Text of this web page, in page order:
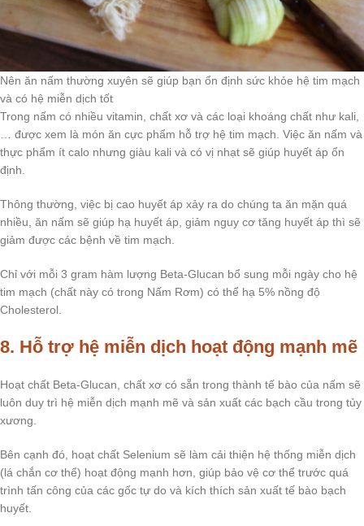
Nên ăn nấm thường xuyên sẽ giúp bạn ổn định sức khỏe hệ tim mạch
và có hệ miễn dịch tốt
Trong nấm có nhiều vitamin, chất xơ và các loại khoáng chất như kali,
… được xem là món ăn cực phẩm hỗ trợ hệ tim mạch. Việc ăn nấm và
thực phẩm ít calo nhưng giàu kali và có vị nhạt sẽ giúp huyết áp ổn
định.
Thông thường, việc bị cao huyết áp xảy ra do chúng ta ăn mặn quá
nhiều, ăn nấm sẽ giúp hạ huyết áp, giảm nguy cơ tăng huyết áp thì sẽ
giảm được các bệnh về tim mạch.
Chỉ với mỗi 3 gram hàm lượng Beta-Glucan bổ sung mỗi ngày cho hệ
tim mạch (chất này có trong Nấm Rơm) có thể hạ 5% nồng độ
Cholesterol.
8. Hỗ trợ hệ miễn dịch hoạt động mạnh mẽ
Hoạt chất Beta-Glucan, chất xơ có sẵn trong thành tế bào của nấm sẽ
luôn duy trì hệ miễn dịch mạnh mẽ và sản xuất các bạch cầu trong tủy
xương.
Bên cạnh đó, hoạt chất Selenium sẽ làm cải thiện hệ thống miễn dịch
(lá chắn cơ thể) hoạt động mạnh hơn, giúp bảo vệ cơ thể trước quá
trình tấn công của các gốc tự do và kích thích sản xuất tế bào bạch
huyết.